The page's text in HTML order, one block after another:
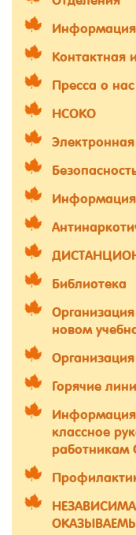
Информация
Контактная
Пресса о нас
НСОКО
Информация
Библиотека
новом
Горячие
Информация
классное
работникам